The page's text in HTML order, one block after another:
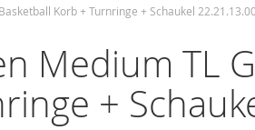
Korb + Turnringe + Schaukel 22.21.13.00
Medium TL
+